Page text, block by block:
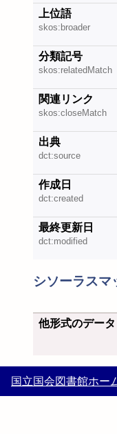
上位語
skos:broader
分類記号
skos:relatedMatch
関連リンク
skos:closeMatch
出典
dct:source
作成日
dct:created
最終更新日
dct:modified
シソーラスマ
他形式のデータ
国立国会図書館ホー